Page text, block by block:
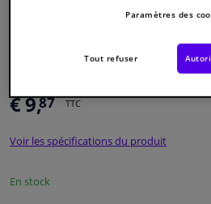
Intérieur & ameublement
Styling & Performance
Nettoyage & protection
Atelier & outils
Camping-car, moto & vélo
0486399
Numéro de fabrication:VKJP 1275
€ 9,87 TTC
Voir les spécifications du produit
En stock
Paramètres des
Tout refuser